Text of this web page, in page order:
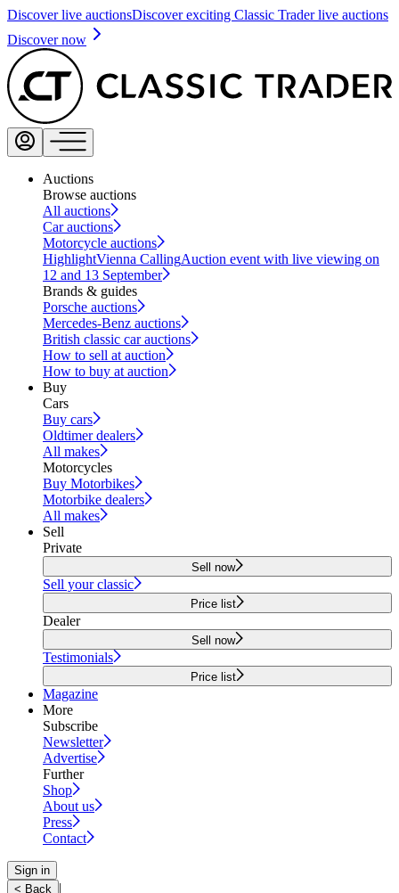
Discover live auctionsDiscover exciting Classic Trader live auctions
Discover now
Auctions
Browse auctions
All auctions
Car auctions
Motorcycle auctions
HighlightVienna CallingAuction event with live viewing on
12 and 13 September
Brands & guides
Porsche auctions
Mercedes-Benz auctions
British classic car auctions
How to sell at auction
How to buy at auction
Buy
Cars
Buy cars
Oldtimer dealers
All makes
Motorcycles
Buy Motorbikes
Motorbike dealers
All makes
Sell
Private
Sell now
Sell your classic
Price list
Dealer
Sell now
Testimonials
Price list
Magazine
More
Subscribe
Newsletter
Advertise
Further
Shop
About us
Press
Contact
Sign in
< Back |